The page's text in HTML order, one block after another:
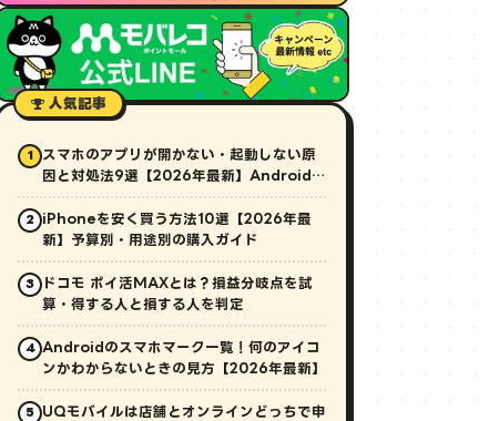
人気記事
1
スマホのアプリが開かない・起動しない原
因と対処法9選【2026年最新】Android・
iPhone対応
2
iPhoneを安く買う方法10選【2026年最
新】予算別・用途別の購入ガイド
3
ドコモ ポイ活MAXとは？損益分岐点を試
算・得する人と損する人を判定
4
Androidのスマホマーク一覧！何のアイコ
ンかわからないときの見方【2026年最新】
5
UQモバイルは店舗とオンラインどっちで申